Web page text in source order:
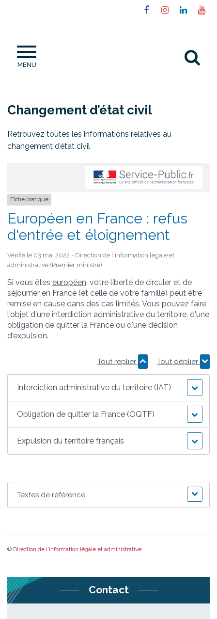
Lien
Facebook
Lien
Instagram
Lien
MENU
Changement d’état civil
Retrouvez toutes les informations relatives au
changement d’état civil
Fiche pratique
Européen en France : refus
d'entrée et éloignement
Vérifié le 03 mai 2022 - Direction de l'information légale et
administrative (Premier ministre)
Si vous êtes européen, votre liberté de circuler et de
séjourner en France (et celle de votre famille) peut être
remise en cause dans des cas limités. Vous pouvez faire
l'objet d'une interdiction administrative du territoire, d'une
obligation de quitter la France ou d'une décision
d'expulsion.
Tout replier Tout déplier
Interdiction administrative du territoire (IAT)
Obligation de quitter la France (OQTF)
Expulsion du territoire français
Textes de référence
© Direction de l'information légale et administrative
Contact